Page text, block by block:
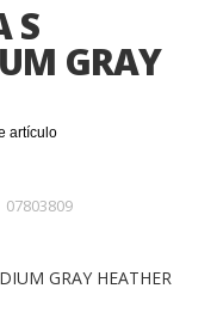
S
GRAY
artículo
07803809
GRAY HEATHER